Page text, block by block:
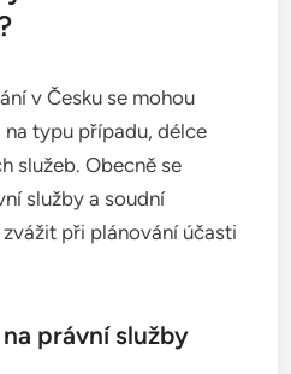
v Česku se mohou
typu případu, délce
služeb. Obecně se
služby a soudní
při plánování účasti
právní služby